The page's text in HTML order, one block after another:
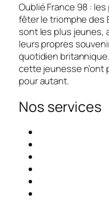
Oublié France 98 :
fêter le triomphe des
sont les plus jeunes,
leurs propres
quotidien
cette jeunesse n’ont
pour autant.
Nos services